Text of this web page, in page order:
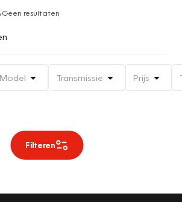
Geen resultaten
Model Transmissie Prijs
Filteren